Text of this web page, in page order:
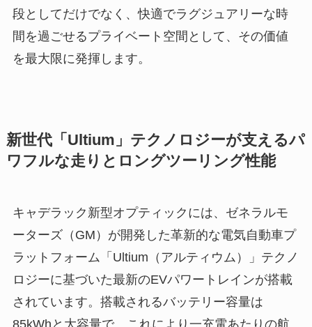
段としてだけでなく、快適でラグジュアリーな時
間を過ごせるプライベート空間として、その価値
を最大限に発揮します。
新世代「Ultium」テクノロジーが支えるパ
ワフルな走りとロングツーリング性能
キャデラック新型オプティックには、ゼネラルモ
ーターズ（GM）が開発した革新的な電気自動車プ
ラットフォーム「Ultium（アルティウム）」テクノ
ロジーに基づいた最新のEVパワートレインが搭載
されています。搭載されるバッテリー容量は